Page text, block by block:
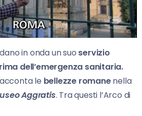
in onda un suo servizio
dell’emergenza sanitaria.
le bellezze romanenella
Aggratis. Tra questi l’Arco di